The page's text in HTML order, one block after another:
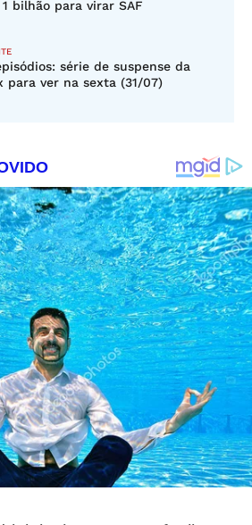
bilhão para virar SAF
série de suspense da
para ver na sexta (31/07)